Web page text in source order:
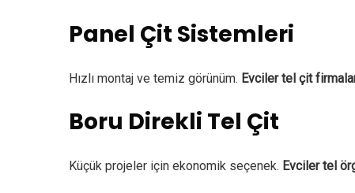
Panel Çit Sistemleri
Hızlı montaj ve temiz görünüm. Evciler tel çit
Boru Direkli Tel Çit
Küçük projeler için ekonomik seçenek. Evciler tel